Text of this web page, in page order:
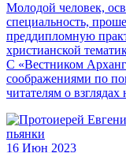
Молодой человек,
специальность,
преддипломную
христианской
С «Вестником
соображениями по
читателям о
16 Июн 2023